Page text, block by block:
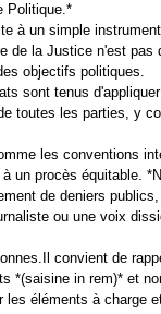
Politique.*
à un simple
de la Justice n'est pas
objectifs politiques.
sont tenus
toutes les parties, y
les conventions
un procès équitable.
de deniers
ou une voix
convient de
*(saisine in rem)* et
éléments à charge